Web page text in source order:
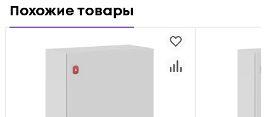
Похожие товары